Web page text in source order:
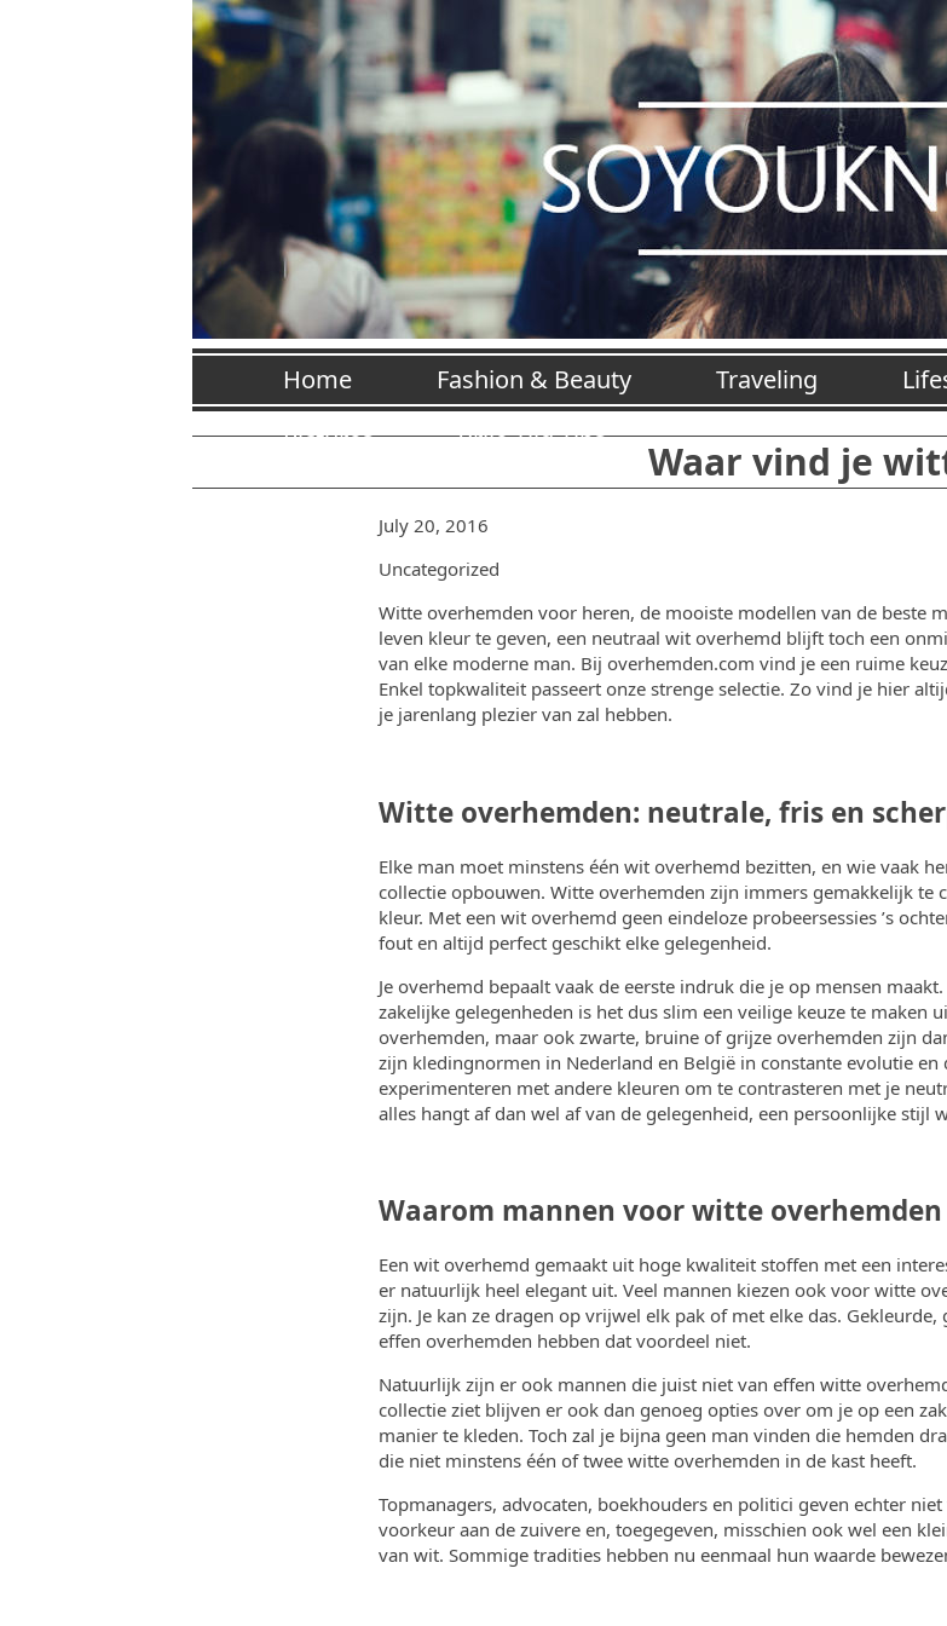
Home Fashion & Beauty Traveling
Pictures
Vrije Tijd Tips Waar vind je
July 20, 2016
Uncategorized
Witte overhemden voor heren, de mooiste modellen van de beste
leven kleur te geven, een neutraal wit overhemd blijft toch een
van elke moderne man. Bij overhemden.com vind je een ruime
Enkel topkwaliteit passeert onze strenge selectie. Zo vind je hier
je jarenlang plezier van zal hebben.
Witte overhemden: neutrale, fris en
Elke man moet minstens één wit overhemd bezitten, en wie vaak
collectie opbouwen. Witte overhemden zijn immers gemakkelijk te
kleur. Met een wit overhemd geen eindeloze probeersessies ’s
fout en altijd perfect geschikt elke gelegenheid.
Je overhemd bepaalt vaak de eerste indruk die je op mensen
zakelijke gelegenheden is het dus slim een veilige keuze te maken
overhemden, maar ook zwarte, bruine of grijze overhemden zijn
zijn kledingnormen in Nederland en België in constante evolutie
experimenteren met andere kleuren om te contrasteren met je
alles hangt af dan wel af van de gelegenheid, een persoonlijke stijl
Waarom mannen voor witte overhemden
Een wit overhemd gemaakt uit hoge kwaliteit stoffen met een
er natuurlijk heel elegant uit. Veel mannen kiezen ook voor witte
zijn. Je kan ze dragen op vrijwel elk pak of met elke das.
effen overhemden hebben dat voordeel niet.
Natuurlijk zijn er ook mannen die juist niet van effen witte
collectie ziet blijven er ook dan genoeg opties over om je op een
manier te kleden. Toch zal je bijna geen man vinden die hemden
die niet minstens één of twee witte overhemden in de kast heeft.
Topmanagers, advocaten, boekhouders en politici geven echter
voorkeur aan de zuivere en, toegegeven, misschien ook wel een
van wit. Sommige tradities hebben nu eenmaal hun waarde